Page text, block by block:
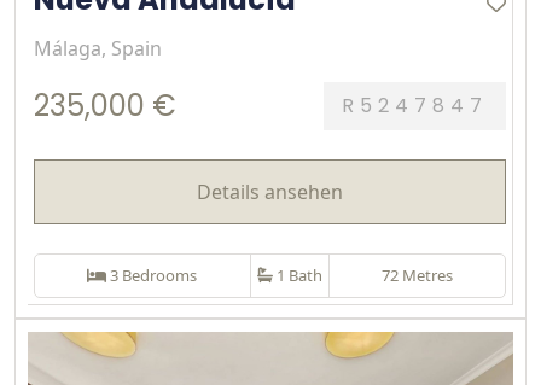
Málaga, Spain
235,000 € R5247847
Details ansehen
3 Bedrooms 1 Bath 72 Metres